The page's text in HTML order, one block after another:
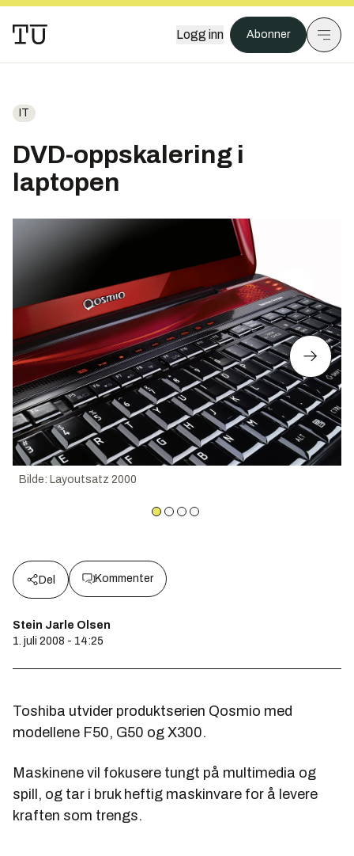
Logg inn Abonner
IT
DVD-oppskalering i
laptopen
Bilde: Layoutsatz 2000
Del Kommenter
Stein Jarle Olsen
1. juli 2008 - 14:25
Toshiba utvider produktserien Qosmio med
modellene F50, G50 og X300.
Maskinene vil fokusere tungt på multimedia og
spill, og tar i bruk heftig maskinvare for å levere
kraften som trengs.